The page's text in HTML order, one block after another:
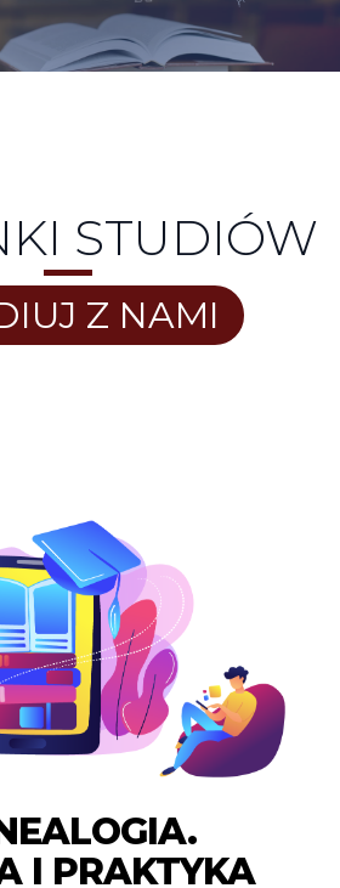
STUDIÓW
I PRAKTYKA